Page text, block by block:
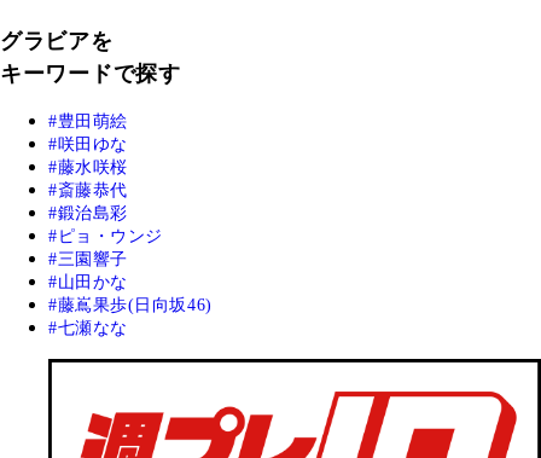
グラビアを
キーワードで探す
豊田萌絵
咲田ゆな
藤水咲桜
斎藤恭代
鍛治島彩
ピョ・ウンジ
三園響子
山田かな
藤嶌果歩(日向坂46)
七瀬なな